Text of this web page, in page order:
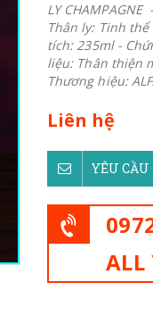
LY
Thân ly: Tinh
tích: 235ml -
liệu: Thân thiện
Thương hiệu:
Liên hệ
YÊU CẦU
ALL